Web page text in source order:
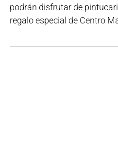
podrán disfrutar de
regalo especial de Centro